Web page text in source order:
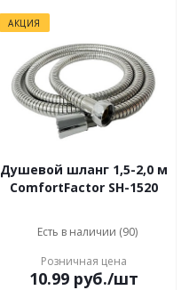
АКЦИЯ
Душевой шланг 1,5-2,0 м
ComfortFactor SH-1520
Есть в наличии (90)
Розничная цена
10.99руб./шт